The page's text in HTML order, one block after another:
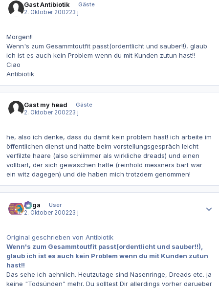
Gast Antibiotik
Gäste
2. Oktober 200223 j
Morgen!!
Wenn's zum Gesammtoutfit passt(ordentlicht und sauber!!), glaub
ich ist es auch kein Problem wenn du mit Kunden zutun hast!!
Ciao
Antibiotik
Gast my head
Gäste
2. Oktober 200223 j
he, also ich denke, dass du damit kein problem hast! ich arbeite im
öffentlichen dienst und hatte beim vorstellungsgespräch leicht
verfilzte haare (also schlimmer als wirkliche dreads) und einen
vollbart, der sich gewaschen hatte (reinhold messners bart war
ein witz dagegen) und die haben mich trotzdem genommen!
Saga
User
2. Oktober 200223 j
Original geschrieben von Antibiotik
Wenn's zum Gesammtoutfit passt(ordentlicht und sauber!!),
glaub ich ist es auch kein Problem wenn du mit Kunden zutun
hast!!
Das sehe ich aehnlich. Heutzutage sind Nasenringe, Dreads etc. ja
keine "Todsünden" mehr. Du solltest Dir allerdings vorher darueber